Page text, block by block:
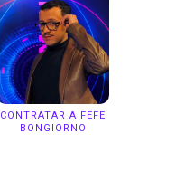
CONTRATAR A FEFE
BONGIORNO